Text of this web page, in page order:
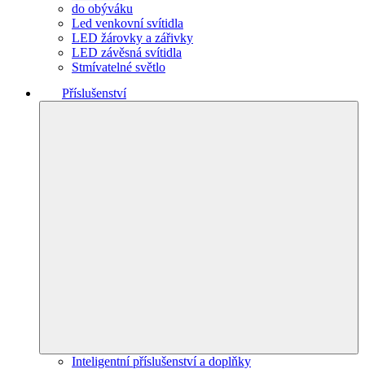
do obýváku
Led venkovní svítidla
LED žárovky a zářivky
LED závěsná svítidla
Stmívatelné světlo
Příslušenství
Inteligentní příslušenství a doplňky